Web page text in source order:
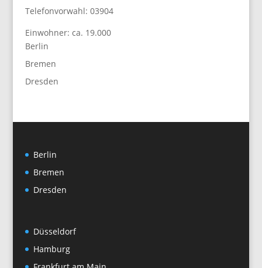
Telefonvorwahl: 03904
Einwohner: ca. 19.000
Berlin
Bremen
Dresden
Berlin
Bremen
Dresden
Düsseldorf
Hamburg